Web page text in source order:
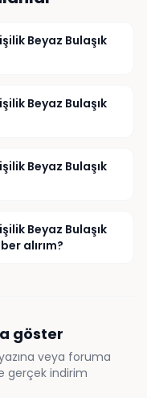
Beyaz Bulaşık
Beyaz Bulaşık
Beyaz Bulaşık
Beyaz Bulaşık
alırım?
göster
veya foruma
gerçek indirim